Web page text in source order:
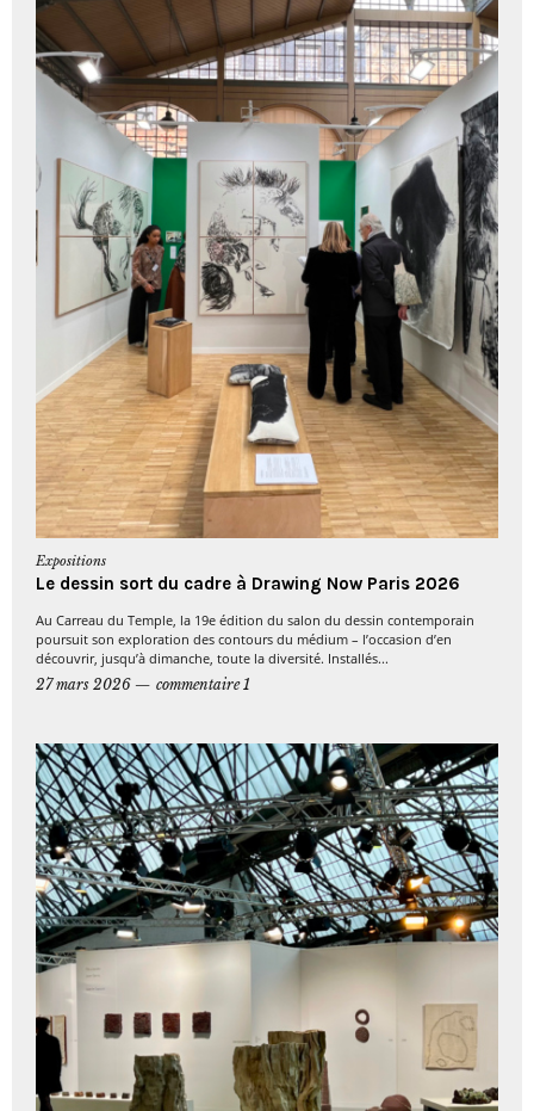
Expositions
Le dessin sort du cadre à Drawing Now Paris 2026
Au Carreau du Temple, la 19e édition du salon du dessin contemporain
poursuit son exploration des contours du médium – l’occasion d’en
découvrir, jusqu’à dimanche, toute la diversité. Installés...
27 mars 2026
commentaire 1